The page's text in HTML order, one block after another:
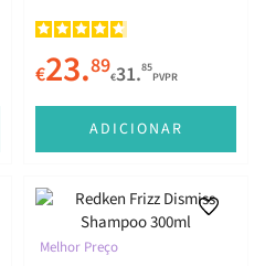
€23.89€31.85
PVPR
ADICIONAR
Melhor Preço